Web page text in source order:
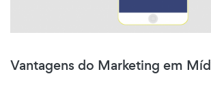
Vantagens do Marketing em